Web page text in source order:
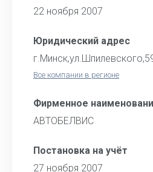
22 ноября 2007
Юридический адрес
Все компании в регионе
Фирменное
АВТОБЕЛВИС
Постановка на учёт
27 ноября 2007